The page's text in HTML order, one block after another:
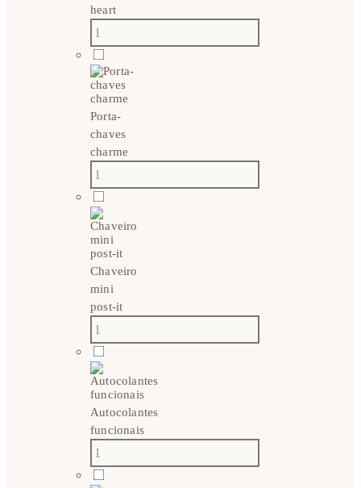
heart
Porta-
chaves
charme
Chaveiro
mini
post-it
Autocolantes
funcionais